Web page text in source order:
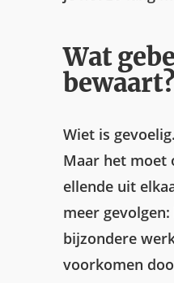
Wat
bewaart?
Wiet is
Maar het moet
ellende uit
meer
bijzondere
voorkomen